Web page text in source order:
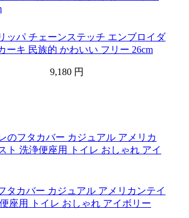
ッパ チェーンステッチ エンブロイダ
ーキ 民族的 かわいい フリー 26cm
9,180 円
タカバー カジュアル アメリカンテイ
座用 トイレ おしゃれ アイボリー